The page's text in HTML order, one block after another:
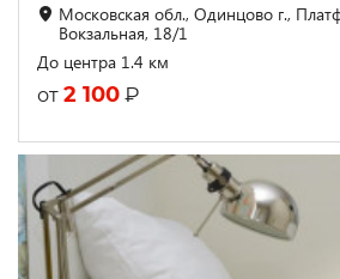
Московская обл., Одинцово г.,
Вокзальная, 18/1
До центра 1.4 км
от 2 100 ₽